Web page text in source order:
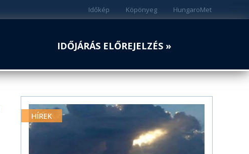
HungaroMet
Köpönyeg
Időkép
IDŐJÁRÁS ELŐREJELZÉS »
HÍREK